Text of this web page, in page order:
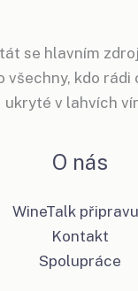
se hlavním
všechny, kdo rádi
ukryté v lahvích
O nás
WineTalk
Kontakt
Spolupráce